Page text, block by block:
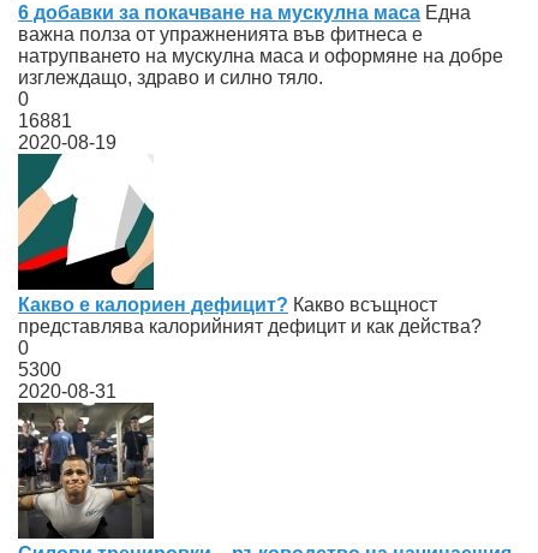
6 добавки за покачване на мускулна маса Една
важна полза от упражненията във фитнеса е
натрупването на мускулна маса и оформяне на добре
изглеждащо, здраво и силно тяло.
0
16881
2020-08-19
Какво е калориен дефицит? Какво всъщност
представлява калорийният дефицит и как действа?
0
5300
2020-08-31